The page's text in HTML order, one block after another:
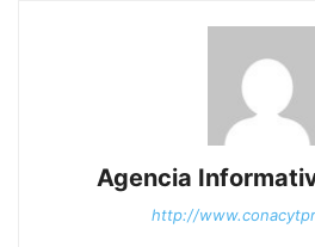
Agencia
http://